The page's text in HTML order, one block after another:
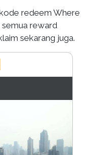
redeem Where
reward
sekarang juga.